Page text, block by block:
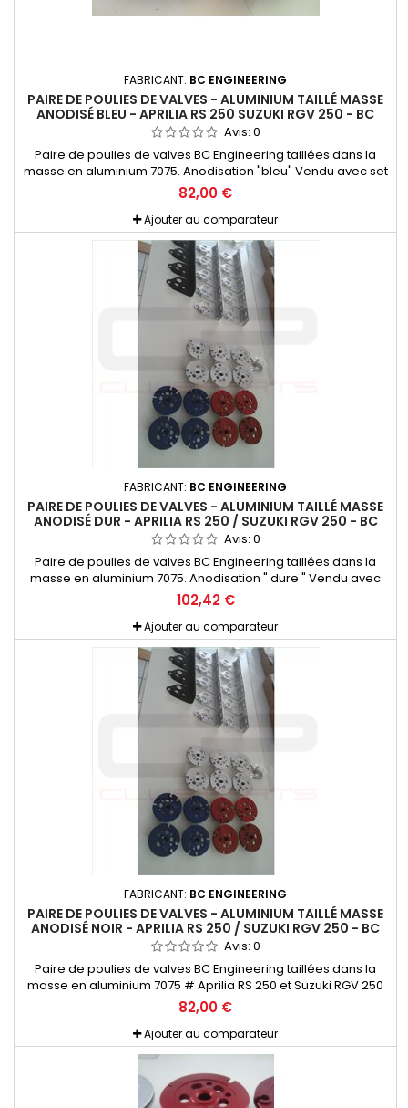
FABRICANT: BC ENGINEERING
PAIRE DE POULIES DE VALVES - ALUMINIUM TAILLÉ MASSE
ANODISÉ BLEU - APRILIA RS 250 SUZUKI RGV 250 - BC
ENGINEERING
Avis: 0
Paire de poulies de valves BC Engineering taillées dans la
masse en aluminium 7075. Anodisation "bleu" Vendu avec set
de visserie Titane et nécessaire de montage. Pour Aprilia RS
250 et Suzuki RGV 250 Permet un gain de poids considérable,
et un guidage beaucoup plus précis que les poulies d'origine.
De plus elles sont en une seule partie, une pièce...
82,00 €
Ajouter au comparateur
FABRICANT: BC ENGINEERING
PAIRE DE POULIES DE VALVES - ALUMINIUM TAILLÉ MASSE
ANODISÉ DUR - APRILIA RS 250 / SUZUKI RGV 250 - BC
ENGINEERING
Avis: 0
Paire de poulies de valves BC Engineering taillées dans la
masse en aluminium 7075. Anodisation " dure " Vendu avec
set de visserie Titane et nécessaire de montage. Pour Aprilia
RS 250 et Suzuki RGV 250 Permet un gain de poids
considérable, et un guidage beaucoup plus précis que les
poulies d'origine. De plus elles sont en une seule partie, une
pièce...
102,42 €
Ajouter au comparateur
FABRICANT: BC ENGINEERING
PAIRE DE POULIES DE VALVES - ALUMINIUM TAILLÉ MASSE
ANODISÉ NOIR - APRILIA RS 250 / SUZUKI RGV 250 - BC
ENGINEERING
Avis: 0
Paire de poulies de valves BC Engineering taillées dans la
masse en aluminium 7075 # Aprilia RS 250 et Suzuki RGV 250
Anodisation "noire" Vendu avec set de visserie Titane et
nécessaire de montage
82,00 €
Ajouter au comparateur